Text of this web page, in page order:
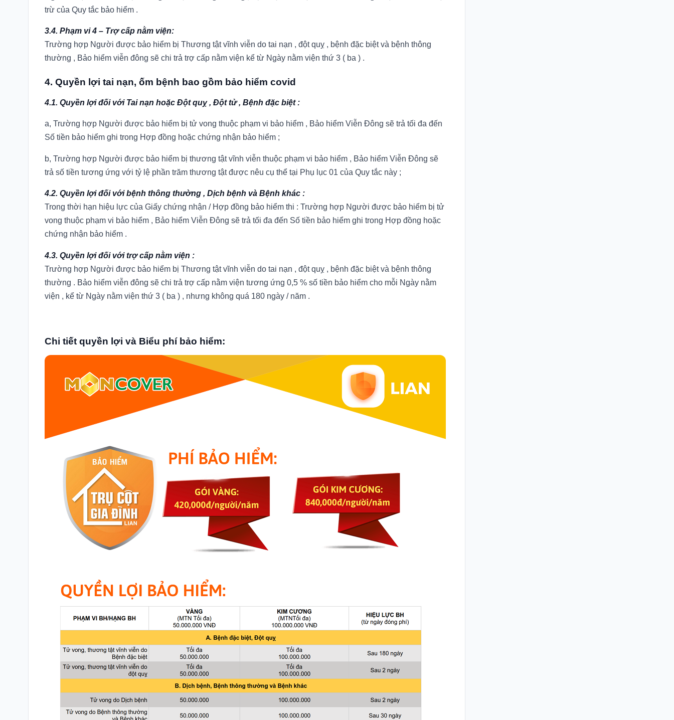
trừ của Quy tắc bảo hiểm .
3.4. Phạm vi 4 – Trợ cấp nằm viện:
Trường hợp Người được bảo hiểm bị Thương tật vĩnh viễn do tai nạn , đột quỵ , bệnh đặc biệt và bệnh thông
thường , Bảo hiểm viễn đông sẽ chi trả trợ cấp nằm viện kể từ Ngày nằm viện thứ 3 ( ba ) .
4. Quyền lợi tai nạn, ốm bệnh bao gồm bảo hiểm covid
4.1. Quyền lợi đối với Tai nạn hoặc Đột quỵ , Đột tử , Bệnh đặc biệt :
a, Trường hợp Người được bảo hiểm bị tử vong thuộc phạm vi bảo hiểm , Bảo hiểm Viễn Đông sẽ trả tối đa đến
Số tiền bảo hiểm ghi trong Hợp đồng hoặc chứng nhận bảo hiểm ;
b, Trường hợp Người được bảo hiểm bị thương tật vĩnh viễn thuộc phạm vi bảo hiểm , Bảo hiểm Viễn Đông sẽ
trả số tiền tương ứng với tỷ lệ phần trăm thương tật được nêu cụ thể tại Phụ lục 01 của Quy tắc này ;
4.2. Quyền lợi đối với bệnh thông thường , Dịch bệnh và Bệnh khác :
Trong thời hạn hiệu lực của Giấy chứng nhận / Hợp đồng bảo hiểm thi : Trường hợp Người được bảo hiểm bị tử
vong thuộc phạm vi bảo hiểm , Bảo hiểm Viễn Đông sẽ trả tối đa đến Số tiền bảo hiểm ghi trong Hợp đồng hoặc
chứng nhận bảo hiểm .
4.3. Quyền lợi đối với trợ cấp nằm viện :
Trường hợp Người được bảo hiểm bị Thương tật vĩnh viễn do tai nạn , đột quỵ , bệnh đặc biệt và bệnh thông
thường . Bảo hiểm viễn đông sẽ chi trả trợ cấp nằm viện tương ứng 0,5 % số tiền bảo hiểm cho mỗi Ngày nằm
viện , kể từ Ngày nằm viện thứ 3 ( ba ) , nhưng không quá 180 ngày / năm .
Chi tiết quyền lợi và Biểu phí bảo hiểm: